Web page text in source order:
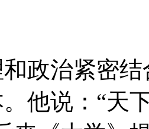
政治紧密
他说：“天